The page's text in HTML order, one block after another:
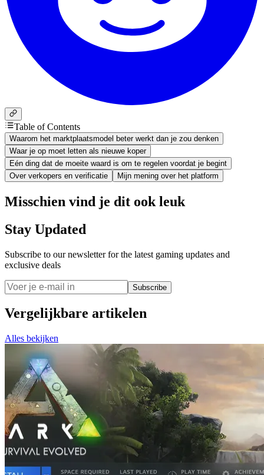
Table of Contents
Waarom het marktplaatsmodel beter werkt dan je zou denken
Waar je op moet letten als nieuwe koper
Eén ding dat de moeite waard is om te regelen voordat je begint
Over verkopers en verificatie
Mijn mening over het platform
Misschien vind je dit ook leuk
Stay Updated
Subscribe to our newsletter for the latest gaming updates and
exclusive deals
Subscribe
Vergelijkbare artikelen
Alles bekijken